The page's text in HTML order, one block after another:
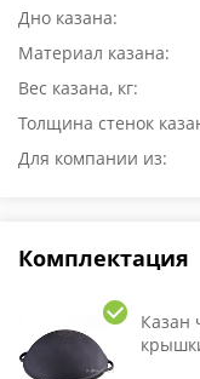
Дно казана:
Материал казана:
Вес казана, кг:
Толщина стенок
Для компании из:
Комплектация
Казан